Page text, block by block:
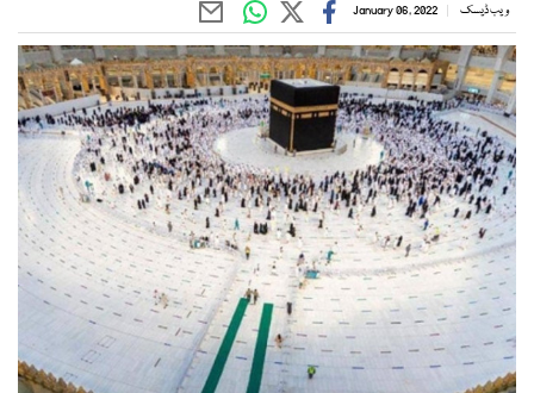
ویب ڈیسک January 06, 2022